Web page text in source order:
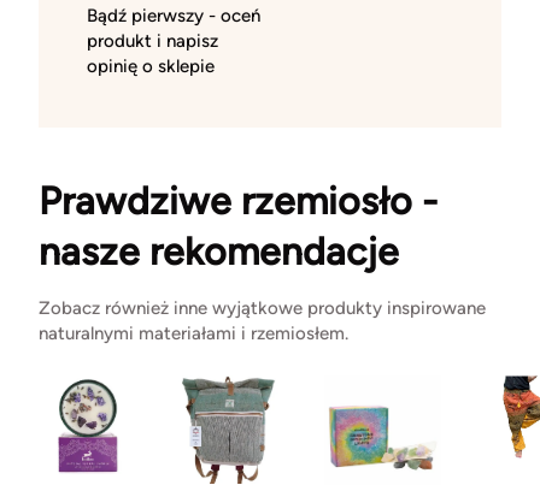
Bądź pierwszy - oceń
produkt i napisz
opinię o sklepie
Prawdziwe rzemiosło -
nasze rekomendacje
Zobacz również inne wyjątkowe produkty inspirowane
naturalnymi materiałami i rzemiosłem.